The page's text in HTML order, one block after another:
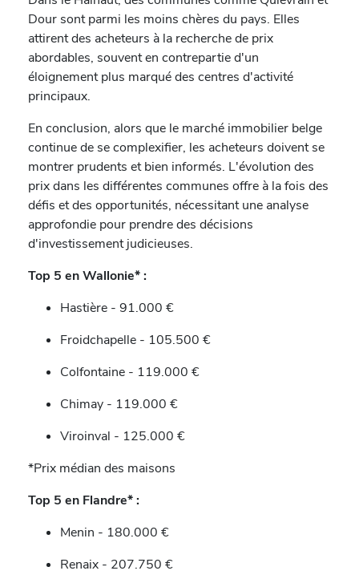
Dour sont parmi les moins chères du pays. Elles
attirent des acheteurs à la recherche de prix
abordables, souvent en contrepartie d'un
éloignement plus marqué des centres d'activité
principaux.
En conclusion, alors que le marché immobilier belge
continue de se complexifier, les acheteurs doivent se
montrer prudents et bien informés. L'évolution des
prix dans les différentes communes offre à la fois des
défis et des opportunités, nécessitant une analyse
approfondie pour prendre des décisions
d'investissement judicieuses.
Top 5 en Wallonie* :
Hastière - 91.000 €
Froidchapelle - 105.500 €
Colfontaine - 119.000 €
Chimay - 119.000 €
Viroinval - 125.000 €
*Prix médian des maisons
Top 5 en Flandre* :
Menin - 180.000 €
Renaix - 207.750 €